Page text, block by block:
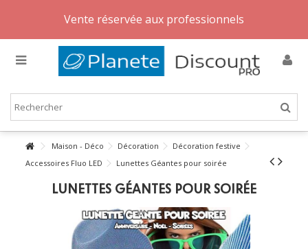
Vente réservée aux professionnels
Maison - Déco Décoration
Décoration festive
Accessoires Fluo LED
Lunettes Géantes pour soirée
LUNETTES GÉANTES POUR SOIRÉE